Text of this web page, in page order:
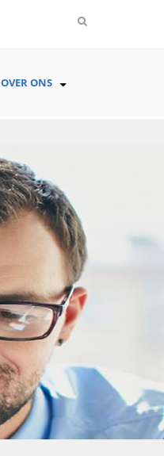
OVER ONS